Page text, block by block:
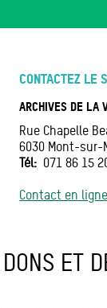
CONTACTEZ LE
ARCHIVES DE LA
Rue Chapelle
6030 Mont-sur-
Tél
071 86 15
Contact en ligne
DONS ET